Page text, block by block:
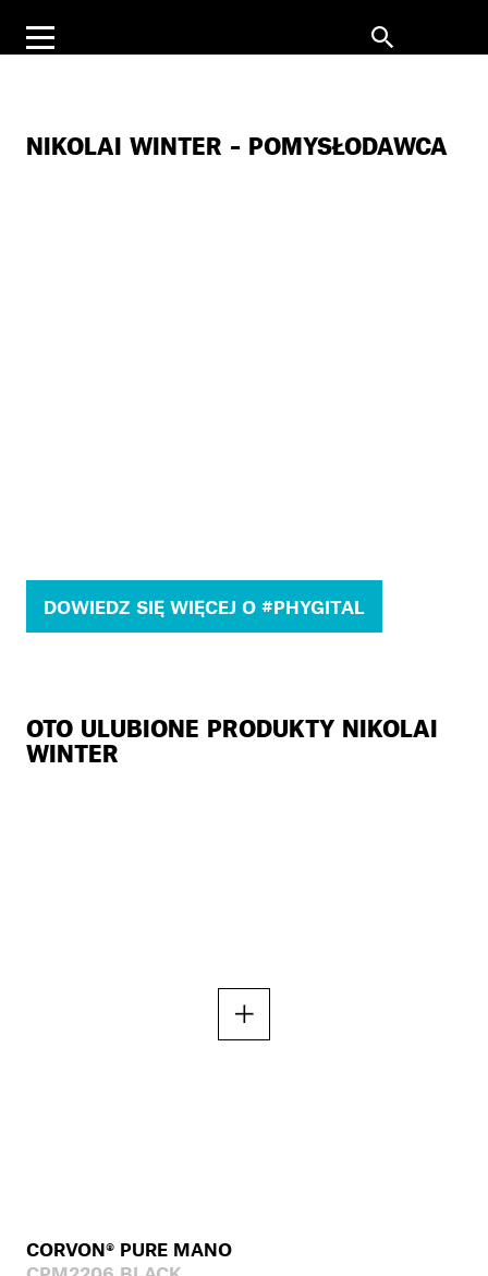
NIKOLAI WINTER – POMYSŁODAWCA
DOWIEDZ SIĘ WIĘCEJ O #PHYGITAL
OTO ULUBIONE PRODUKTY NIKOLAI
WINTER
CORVON® PURE MANO